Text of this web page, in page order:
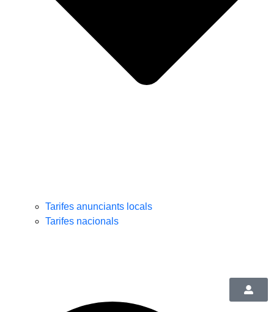
Tarifes anunciants locals
Tarifes nacionals